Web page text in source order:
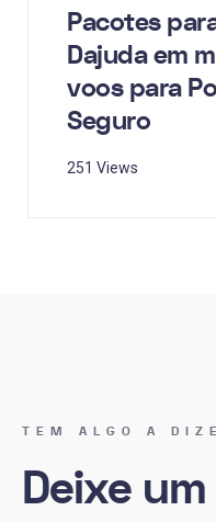
Pacotes
Dajuda em
voos para
Seguro
251 Views
TEM ALGO A
Deixe